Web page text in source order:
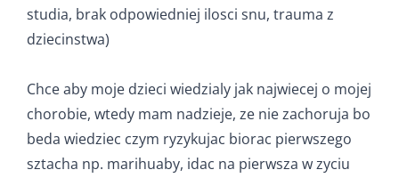
studia, brak odpowiedniej ilosci snu, trauma z
dziecinstwa)
Chce aby moje dzieci wiedzialy jak najwiecej o mojej
chorobie, wtedy mam nadzieje, ze nie zachoruja bo
beda wiedziec czym ryzykujac biorac pierwszego
sztacha np. marihuaby, idac na pierwsza w zyciu